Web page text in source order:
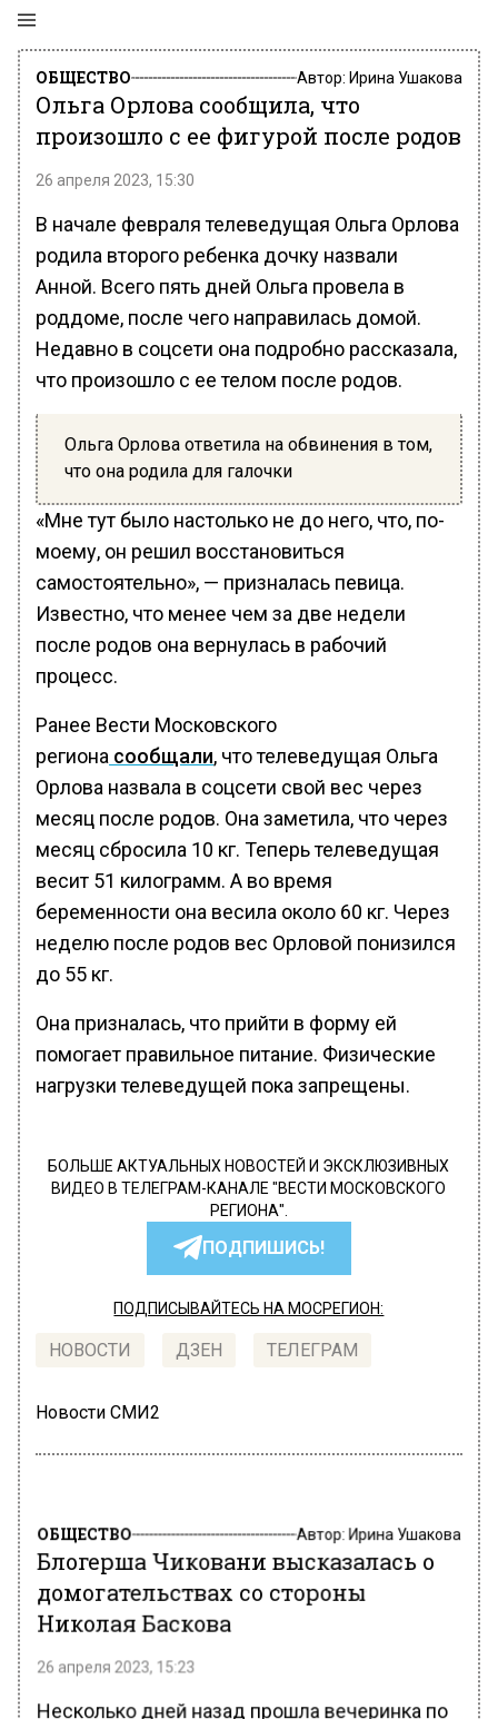
ОБЩЕСТВО Автор: Ирина Ушакова
Ольга Орлова сообщила, что
произошло с ее фигурой после родов
26 апреля 2023, 15:30
В начале февраля телеведущая Ольга Орлова
родила второго ребенка дочку назвали
Анной. Всего пять дней Ольга провела в
роддоме, после чего направилась домой.
Недавно в соцсети она подробно рассказала,
что произошло с ее телом после родов.
Ольга Орлова ответила на обвинения в том,
что она родила для галочки
«Мне тут было настолько не до него, что, по-
моему, он решил восстановиться
самостоятельно», — призналась певица.
Известно, что менее чем за две недели
после родов она вернулась в рабочий
процесс.
Ранее Вести Московского
региона сообщали, что телеведущая Ольга
Орлова назвала в соцсети свой вес через
месяц после родов. Она заметила, что через
месяц сбросила 10 кг. Теперь телеведущая
весит 51 килограмм. А во время
беременности она весила около 60 кг. Через
неделю после родов вес Орловой понизился
до 55 кг.
Она призналась, что прийти в форму ей
помогает правильное питание. Физические
нагрузки телеведущей пока запрещены.
БОЛЬШЕ АКТУАЛЬНЫХ НОВОСТЕЙ И ЭКСКЛЮЗИВНЫХ
ВИДЕО В ТЕЛЕГРАМ-КАНАЛЕ "ВЕСТИ МОСКОВСКОГО
РЕГИОНА".
ПОДПИШИСЬ!
ПОДПИСЫВАЙТЕСЬ НА МОСРЕГИОН:
НОВОСТИ ДЗЕН ТЕЛЕГРАМ
Новости СМИ2
ОБЩЕСТВО Автор:Ирина Ушакова
Блогерша Чиковани высказалась о
домогательствах со стороны
Николая Баскова
26 апреля 2023, 15:23
Несколько дней назад прошла вечеринка по